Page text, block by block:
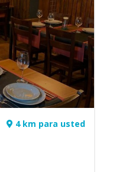
4 km para usted